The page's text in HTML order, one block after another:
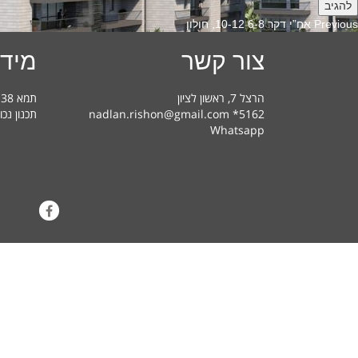
Previous
Previous
אח”י דקר 6-8 10-12, חולון
תמא 38 בראשון לציון – מדריך למשתמש
תכנון
צור קשר
הרצל 7, ראשון לציון
nadlan.rishon@gmail.com *5162
Whatsapp